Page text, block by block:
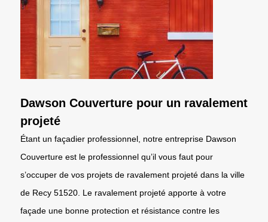
Dawson Couverture pour un ravalement
projeté
Étant un façadier professionnel, notre entreprise Dawson
Couverture est le professionnel qu’il vous faut pour
s’occuper de vos projets de ravalement projeté dans la ville
de Recy 51520. Le ravalement projeté apporte à votre
façade une bonne protection et résistance contre les